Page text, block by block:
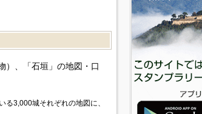
）、「石垣」の地図・口
る3,000城それぞれの地図に、